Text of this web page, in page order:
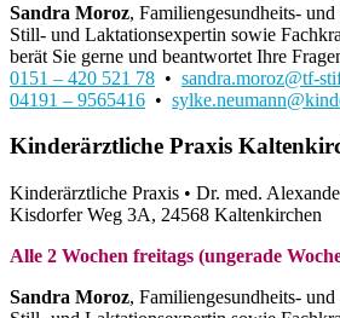
Sandra Moroz, Familiengesundheits-
Still- und Laktationsexpertin sowie
berät Sie gerne und beantwortet Ihre
0151 – 420 521 78 • sandra.moroz@tf-
04191 – 9565416 •
Kinderärztliche Praxis
Kinderärztliche Praxis • Dr. med.
Kisdorfer Weg 3A, 24568 Kaltenkirchen
Alle 2 Wochen freitags (ungerade
Sandra Moroz, Familiengesundheits-